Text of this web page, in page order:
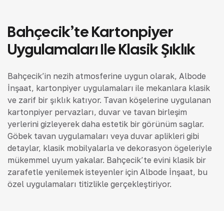
Bahçecik’te Kartonpiyer
Uygulamaları Ile Klasik Şıklık
Bahçecik’in nezih atmosferine uygun olarak, Albode
İnşaat, kartonpiyer uygulamaları ile mekanlara klasik
ve zarif bir şıklık katıyor. Tavan köşelerine uygulanan
kartonpiyer pervazları, duvar ve tavan birleşim
yerlerini gizleyerek daha estetik bir görünüm sağlar.
Göbek tavan uygulamaları veya duvar aplikleri gibi
detaylar, klasik mobilyalarla ve dekorasyon öğeleriyle
mükemmel uyum yakalar. Bahçecik’te evini klasik bir
zarafetle yenilemek isteyenler için Albode İnşaat, bu
özel uygulamaları titizlikle gerçekleştiriyor.